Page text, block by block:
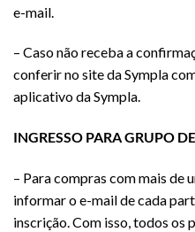
e-mail.
– Caso não receba a
conferir no site da Sympla
aplicativo da Sympla.
INGRESSO PARA GRUPO
– Para compras com mais
informar o e-mail de cada
inscrição. Com isso, todos